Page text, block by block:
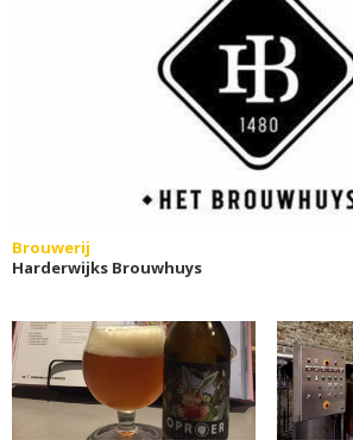
Brouwerij
Harderwijks Brouwhuys